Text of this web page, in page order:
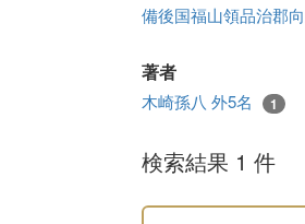
備後国福山領品治郡
著者
木崎孫八 外5名 1
検索結果 1 件